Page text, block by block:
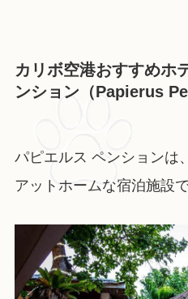
カリボ空港おすすめ
ンション（Papierus
パピエルス ペンションは
アットホームな宿泊施設で